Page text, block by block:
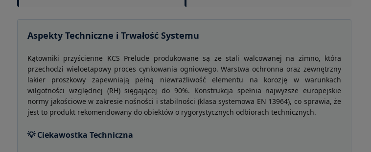
Aspekty Techniczne i Trwałość Systemu
Kątowniki przyścienne KCS Prelude produkowane są ze stali walcowanej na zimno, która
przechodzi wieloetapowy proces cynkowania ogniowego. Warstwa ochronna oraz zewnętrzny
lakier proszkowy zapewniają pełną niewrażliwość elementu na korozję w warunkach
wilgotności względnej (RH) sięgającej do 90%. Konstrukcja spełnia najwyższe europejskie
normy jakościowe w zakresie nośności i stabilności (klasa systemowa EN 13964), co sprawia, że
jest to produkt rekomendowany do obiektów o rygorystycznych odbiorach technicznych.
💡 Ciekawostka Techniczna